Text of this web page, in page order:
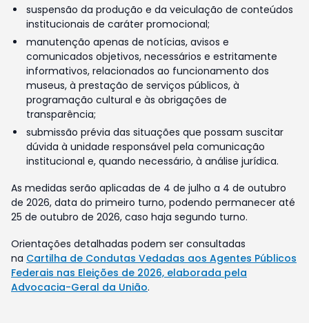
suspensão da produção e da veiculação de conteúdos
institucionais de caráter promocional;
manutenção apenas de notícias, avisos e
comunicados objetivos, necessários e estritamente
informativos, relacionados ao funcionamento dos
museus, à prestação de serviços públicos, à
programação cultural e às obrigações de
transparência;
submissão prévia das situações que possam suscitar
dúvida à unidade responsável pela comunicação
institucional e, quando necessário, à análise jurídica.
As medidas serão aplicadas de 4 de julho a 4 de outubro
de 2026, data do primeiro turno, podendo permanecer até
25 de outubro de 2026, caso haja segundo turno.
Orientações detalhadas podem ser consultadas
na Cartilha de Condutas Vedadas aos Agentes Públicos
Federais nas Eleições de 2026, elaborada pela
Advocacia-Geral da União.